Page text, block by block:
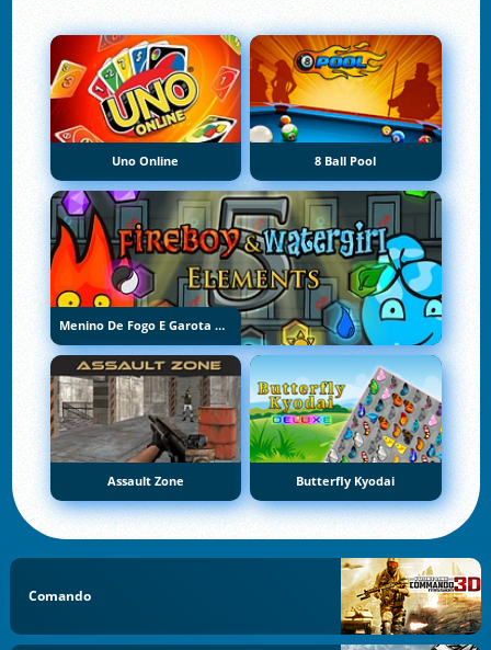
Uno Online 8 Ball Pool
Menino De Fogo E Garota De Água 5: Elementos
Assault Zone Butterfly Kyodai
Comando